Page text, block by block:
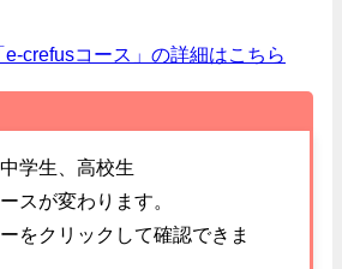
crefusコース」の詳細はこちら
学生、高校生
スが変わります。
をクリックして確認できま